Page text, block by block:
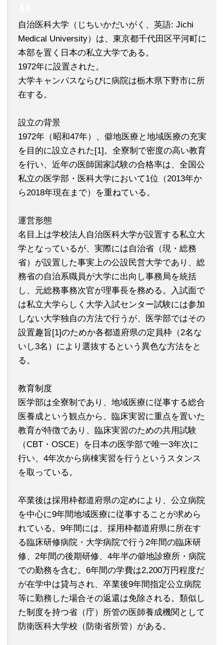
自治医科大学（じちいかだいがく、英語: Jichi
Medical University）は、東京都千代田区平河町に
本部を置く日本の私立大学である。
1972年に設置された。
大学キャンパスならびに病院は栃木県下野市に所
在する。
設立の背景
1972年（昭和47年）、僻地医療と地域医療の充実
を目的に設立された[1]。全寮制で密度の高い教育
を行い、近年の医師国家試験の合格率は、全国公
私立の医学部・医科大学において1位（2013年か
ら2018年現在まで）を重ねている。
運営形態
名目上は学校法人自治医科大学が設置する私立大
学となっているが、実際には自治省（現・総務
省）が設置した事実上の公設民営大学であり、総
務省の自治系職員が大学に出向し事務局を統括
し、元総務事務次官が理事長を務める。入試面で
は私立大学らしく大学入試センター試験には参加
しない大学独自の方法で行うが、医学部ではその
設置趣旨[1]のためか各都道府県の定員枠（2名な
いし3名）により選抜するという異色な方法をと
る。
教育制度
医学部は全寮制であり、地域医療に従事する総合
医養成という観点から、臨床実習に重点を置いた
教育が特徴であり、臨床実習のための共用試験
（CBT・OSCE）を日本の医学部で唯一3年次に
行い、4年次から病棟実習を行うというスタンス
を取っている。
卒業後は採用枠都道府県の定めにより、公立病院
を中心に9年間地域医療に従事することが求めら
れている。9年間には、採用枠都道府県に所在す
る臨床研修病院・大学病院で行う2年間の臨床研
修、2年間の後期研修、4年半の僻地診療所・病院
での勤務を含む。6年間の学費は2,200万円程度だ
が在学中は貸与され、卒業後9年間指定公立病院
等に勤務した場合その返還は免除される。類似し
た制度を持つ省（庁）所管の医師養成機関として
防衛医科大学校（防衛省所管）がある。